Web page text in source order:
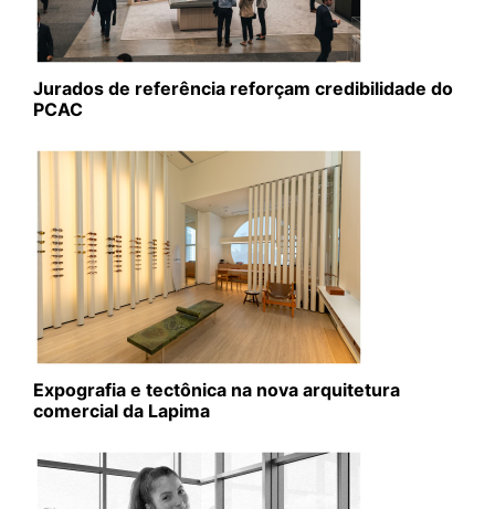
Jurados de referência reforçam credibilidade do
PCAC
Expografia e tectônica na nova arquitetura
comercial da Lapima